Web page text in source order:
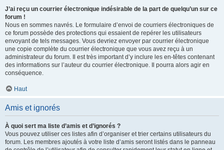
J’ai reçu un courrier électronique indésirable de la part de quelqu’un sur ce
forum !
Nous en sommes navrés. Le formulaire d’envoi de courriers électroniques de
ce forum possède des protections qui essaient de repérer les utilisateurs
envoyant de tels messages. Vous devriez envoyer par courrier électronique
une copie complète du courrier électronique que vous avez reçu à un
administrateur du forum. Il est très important d’y inclure les en-têtes contenant
des informations sur l’auteur du courrier électronique. Il pourra alors agir en
conséquence.
Haut
Amis et ignorés
À quoi sert ma liste d’amis et d’ignorés ?
Vous pouvez utiliser ces listes afin d’organiser et trier certains utilisateurs du
forum. Les membres ajoutés à votre liste d’amis seront listés dans le panneau